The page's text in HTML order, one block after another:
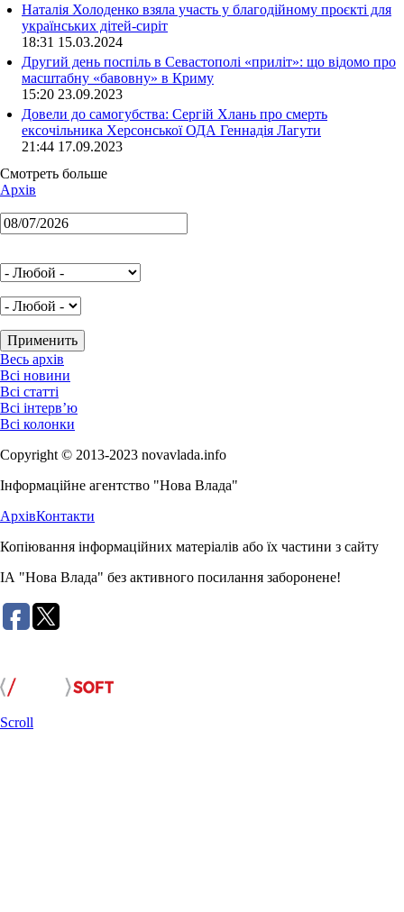
Наталія Холоденко взяла участь у благодійному проєкті для
українських дітей-сиріт
18:31 15.03.2024
Другий день поспіль в Севастополі «приліт»: що відомо про
масштабну «бавовну» в Криму
15:20 23.09.2023
Довели до самогубства: Сергій Хлань про смерть
ексочільника Херсонської ОДА Геннадія Лагути
21:44 17.09.2023
Смотреть больше
Архів
Весь архів
Всі новини
Всі статті
Всі інтерв’ю
Всі колонки
Copyright © 2013-2023 novavlada.info
Інформаційне агентство "Нова Влада"
АрхівКонтакти
Копіювання інформаційних матеріалів або їх частини з сайту
ІА "Нова Влада" без активного посилання заборонене!
Scroll